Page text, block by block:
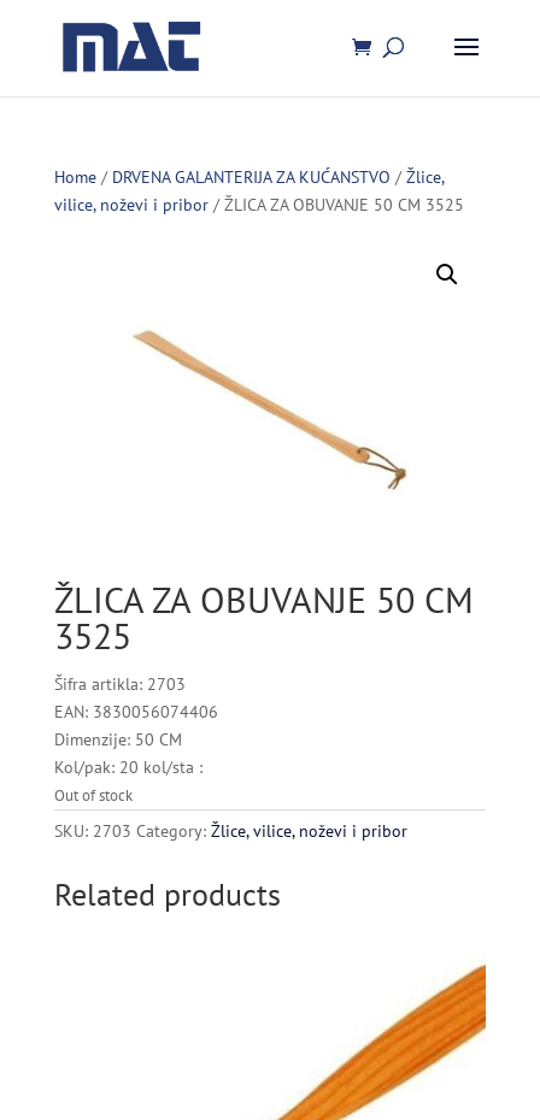
Home/ DRVENA GALANTERIJA ZA KUĆANSTVO /Žlice,
vilice, noževi i pribor/ ŽLICA ZA OBUVANJE 50 CM 3525
ŽLICA ZA OBUVANJE 50 CM
3525
Šifra artikla: 2703
EAN: 3830056074406
Dimenzije: 50 CM
Kol/pak: 20 kol/sta :
Out of stock
SKU: 2703 Category: Žlice, vilice, noževi i pribor
Related products